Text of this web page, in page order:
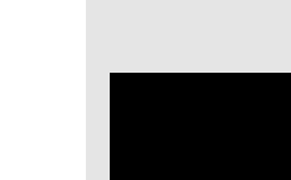
لزيادة